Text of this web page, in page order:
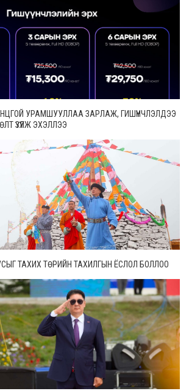
УРАМШУУЛЛАА ЗАРЛАЖ, ГИШҮҮНЧЛЭЛДЭЭ
ҮЗҮҮЛЖ ЭХЭЛЛЭЭ
ТАХИХ ТӨРИЙН ТАХИЛГЫН ЁСЛОЛ БОЛЛОО